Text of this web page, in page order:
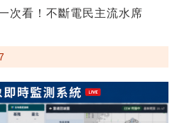
次看！不斷電民主流水席